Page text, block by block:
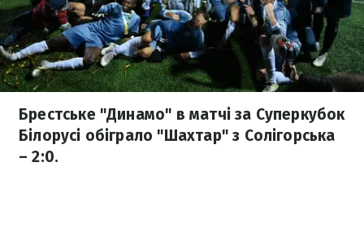
Брестське "Динамо" в матчі за Суперкубок
Білорусі обіграло "Шахтар" з Солігорська
– 2:0.